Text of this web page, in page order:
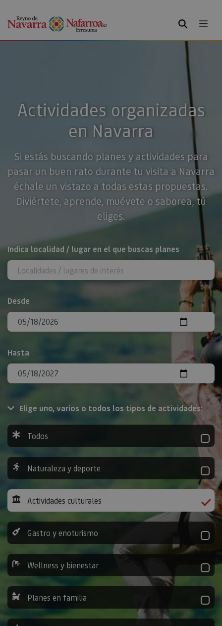
BUSCAR
Actividades organizadas
en Navarra
Si estás buscando planes y actividades para
pasar un buen rato durante tu visita a Navarra
échale un vistazo a todas estas propuestas.
Diviértete, aprende, muévete o saborea, tú
eliges.
BUSCAR
Indica localidad / lugar en el que buscas planes
Desde
Hasta
Elige uno, varios o todos los tipos de actividades:
Todos
Naturaleza y deporte
Actividades culturales
Gastro y enoturismo
Wellness y bienestar
Planes en familia